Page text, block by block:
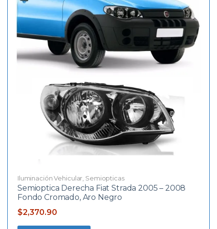
Iluminación Vehicular Semiopticas
Semioptica Derecha Fiat Strada 2005 – 2008
Fondo Cromado, Aro Negro
$2,370.90